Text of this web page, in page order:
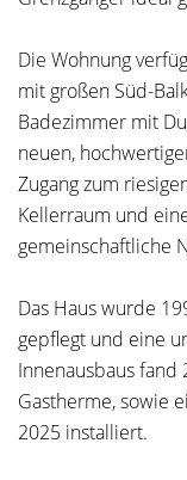
Die Wohnung
mit großen Süd-
Badezimmer mit
neuen,
Zugang zum
Kellerraum und
gemeinschaftliche
Das Haus wurde
gepflegt und eine
Innenausbaus fand
Gastherme, sowie
2025 installiert.